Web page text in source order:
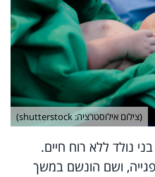
(צילום אילוסטרציה: shutterstock)
נולד ללא רוח חיים.
ושם הונשם במשך